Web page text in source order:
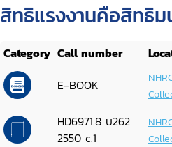
สิทธิแรงงานคือสิทธิ
Category Call number
E-BOOK
HD6971.8 บ262
2550 c.1